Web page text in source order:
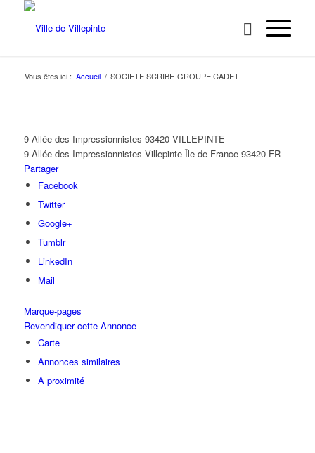
Vous êtes ici : Accueil / SOCIETE SCRIBE-GROUPE CADET
9 Allée des Impressionnistes 93420 VILLEPINTE
9 Allée des Impressionnistes Villepinte Île-de-France 93420 FR
Partager
Facebook
Twitter
Google+
Tumblr
LinkedIn
Mail
Marque-pages
Revendiquer cette Annonce
Carte
Annonces similaires
A proximité